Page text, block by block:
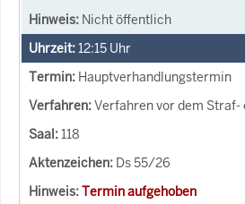
Nicht öffentlich
12:15 Uhr
Hauptverhandlungstermin
Verfahren vor dem
118
Ds 55/26
Termin aufgehoben